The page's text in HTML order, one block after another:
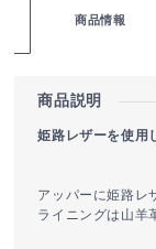
商品情報
商品説明
姫路レザーを使用
アッパーに姫路レ
ライニングは山羊